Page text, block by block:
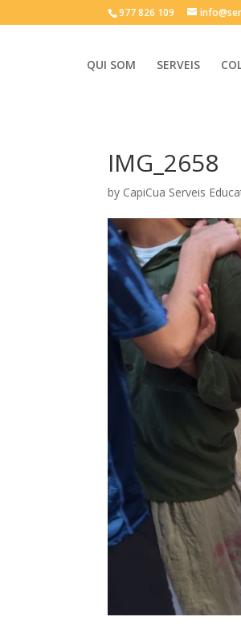
977 826 109
QUI SOM SERVEIS
IMG_2658
by CapiCua Serveis